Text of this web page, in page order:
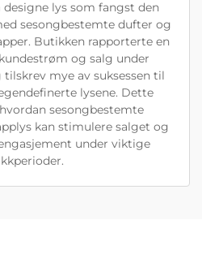
lys som fangst den
sesongbestemte dufter og
Butikken rapporterte en
og salg under
mye av suksessen til
lysene. Dette
sesongbestemte
kan stimulere salget og
under viktige